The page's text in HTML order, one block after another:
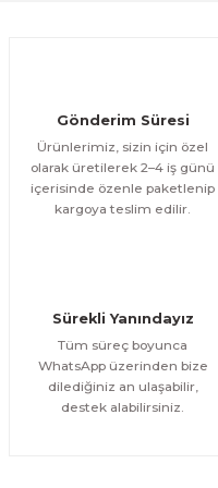
Eskitme Detaylı Mavi Ekru
1.000,00 TL
800,00 TL
ÜRÜNÜ
800,00 TL
Evinemoda
Gönderim Süresi
Ürünlerimiz, sizin için özel
olarak üretilerek 2–4 iş günü
içerisinde özenle paketlenip
kargoya teslim edilir.
Sürekli Yanındayız
Tüm süreç boyunca
WhatsApp üzerinden bize
dilediğiniz an ulaşabilir,
destek alabilirsiniz.